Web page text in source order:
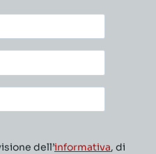
dell’informativa, di